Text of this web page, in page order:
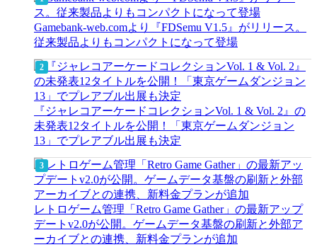
Gamebank-web.comより『FDSemu V1.5』がリリース。
従来製品よりもコンパクトになって登場
『ジャレコアーケードコレクションVol. 1 & Vol. 2』の
未発表12タイトルを公開！「東京ゲームダンジョン
13」でプレアブル出展も決定
レトロゲーム管理「Retro Game Gather」の最新アップ
デートv2.0が公開。ゲームデータ基盤の刷新と外部ア
ーカイブとの連携、新料金プランが追加